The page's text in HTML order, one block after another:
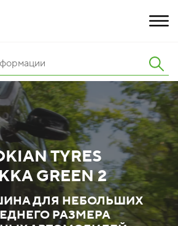
ГАРАНТИЯ
TYRES
GREEN 2
ДЛЯ НЕБОЛЬШИХ
РАЗМЕРА